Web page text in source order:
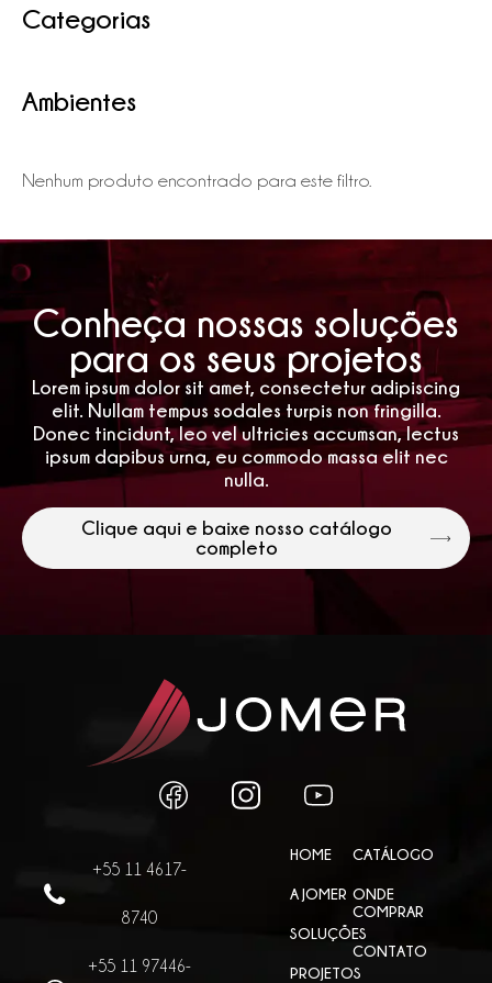
Categorias
Ambientes
Nenhum produto encontrado para este filtro.
Conheça nossas soluções
para os seus projetos
Lorem ipsum dolor sit amet, consectetur adipiscing
elit. Nullam tempus sodales turpis non fringilla.
Donec tincidunt, leo vel ultricies accumsan, lectus
ipsum dapibus urna, eu commodo massa elit nec
nulla.
Clique aqui e baixe nosso catálogo
completo
+55 11 4617-
8740
+55 11 97446-
HOME
A JOMER
SOLUÇÕES
PROJETOS
CATÁLOGO
ONDE
COMPRAR
CONTATO